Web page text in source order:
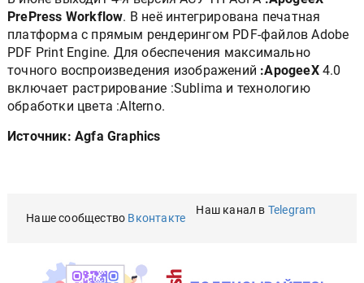
PrePress Workflow. В неё интегрирована печатная
платформа с прямым рендерингом PDF-файлов Adobe
PDF Print Engine. Для обеспечения максимально
точного воспроизведения изображений:ApogeeX4.0
включает растрирование :Sublima и технологию
обработки цвета :Alterno.
Источник: Agfa Graphics